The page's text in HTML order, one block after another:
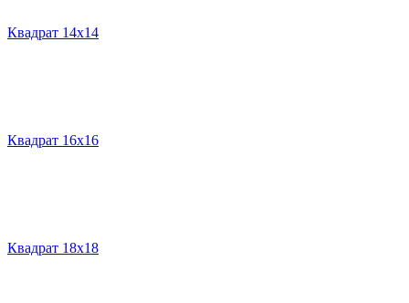
Квадрат 14х14
Квадрат 16х16
Квадрат 18х18